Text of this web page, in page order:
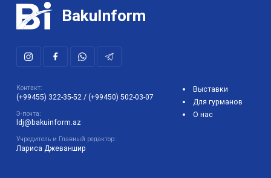
BakuInform
Контакт:
(+99455) 322-35-52 / (+99450) 502-03-07
Э-почта:
ldj@bakuinform.az
Учредитель и Главный редактор:
Лариса Джеваншир
Выставки
Для гурманов
О нас